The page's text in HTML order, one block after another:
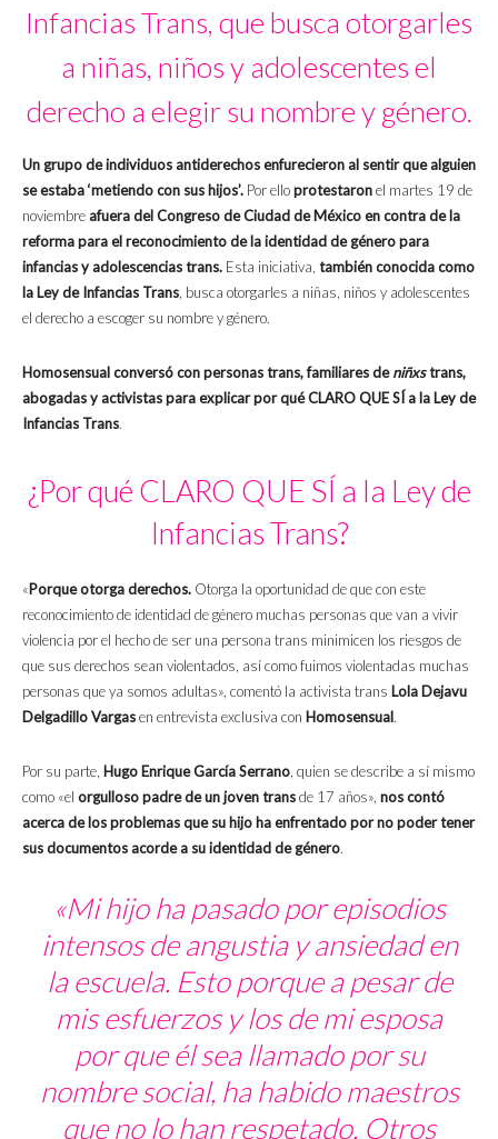
Infancias Trans, que busca otorgarles
a niñas, niños y adolescentes el
derecho a elegir su nombre y género.
Un grupo de individuos antiderechos enfurecieron al sentir que alguien
se estaba ‘metiendo con sus hijos’. Por elloprotestaronel martes 19 de
noviembre afuera del Congreso de Ciudad de México en contra de la
reforma para el reconocimiento de la identidad de género para
infancias y adolescencias trans. Esta iniciativa, también conocida como
la Ley de Infancias Trans , busca otorgarles a niñas, niños y adolescentes
el derecho a escoger su nombre y género.
Homosensual conversó con personas trans, familiares deniñxstrans,
abogadas y activistas para explicar por qué CLARO QUE SÍ a la Ley de
Infancias Trans.
¿Por qué CLARO QUE SÍ a la Ley de
Infancias Trans?
«Porque otorga derechos. Otorga la oportunidad de que con este
reconocimiento de identidad de género muchas personas que van a vivir
violencia por el hecho de ser una persona trans minimicen los riesgos de
que sus derechos sean violentados, así como fuimos violentadas muchas
personas que ya somos adultas», comentó la activista trans Lola Dejavu
Delgadillo Vargasen entrevista exclusiva con Homosensual.
Por su parte, Hugo Enrique García Serrano , quien se describe a sí mismo
como «el orgulloso padre de un joven transde 17 años», nos contó
acerca de los problemas que su hijo ha enfrentado por no poder tener
sus documentos acorde a su identidad de género.
«Mi hijo ha pasado por episodios
intensos de angustia y ansiedad en
la escuela. Esto porque a pesar de
mis esfuerzos y los de mi esposa
por que él sea llamado por su
nombre social, ha habido maestros
que no lo han respetado. Otros